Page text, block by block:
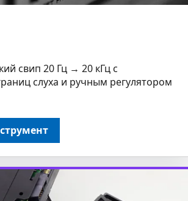
свип 20 Гц → 20 кГц с
слуха и ручным регулятором